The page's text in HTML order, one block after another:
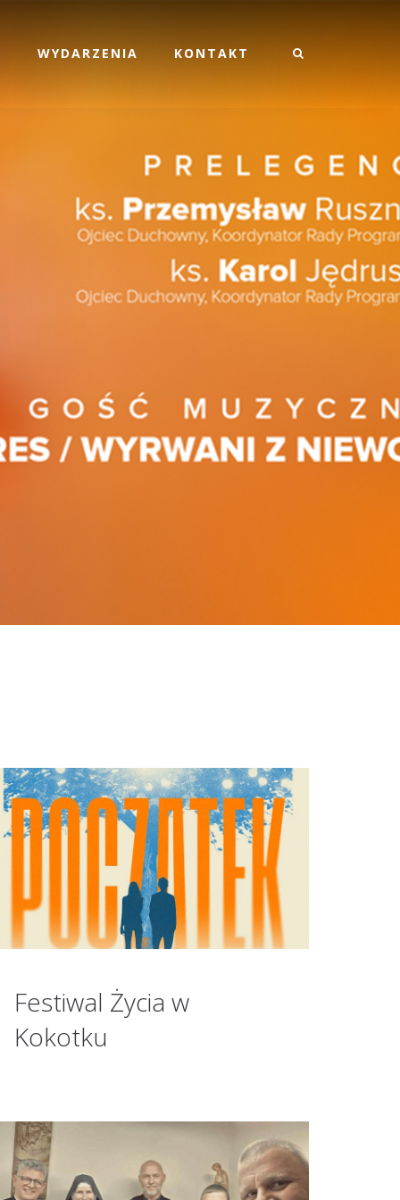
WYDARZENIA KONTAKT
Festiwal Życia w
Kokotku